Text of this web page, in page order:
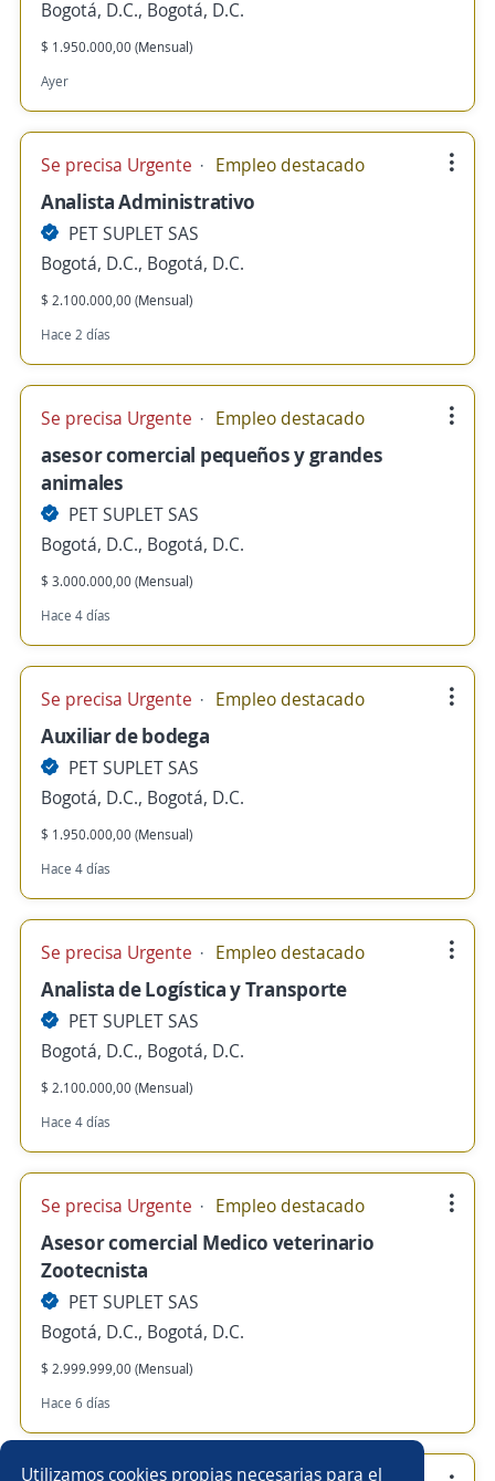
Utilizamos cookies propias necesarias para el
Bogotá, D.C., Bogotá, D.C.
$ 1.950.000,00 (Mensual)
Ayer
Se precisa Urgente Empleo destacado
Analista Administrativo
PET SUPLET SAS
Bogotá, D.C., Bogotá, D.C.
$ 2.100.000,00 (Mensual)
Hace 2 días
Se precisa Urgente Empleo destacado
asesor comercial pequeños y grandes
animales
PET SUPLET SAS
Bogotá, D.C., Bogotá, D.C.
$ 3.000.000,00 (Mensual)
Hace 4 días
Se precisa Urgente Empleo destacado
Auxiliar de bodega
PET SUPLET SAS
Bogotá, D.C., Bogotá, D.C.
$ 1.950.000,00 (Mensual)
Hace 4 días
Se precisa Urgente Empleo destacado
Analista de Logística y Transporte
PET SUPLET SAS
Bogotá, D.C., Bogotá, D.C.
$ 2.100.000,00 (Mensual)
Hace 4 días
Se precisa Urgente Empleo destacado
Asesor comercial Medico veterinario
Zootecnista
PET SUPLET SAS
Bogotá, D.C., Bogotá, D.C.
$ 2.999.999,00 (Mensual)
Hace 6 días